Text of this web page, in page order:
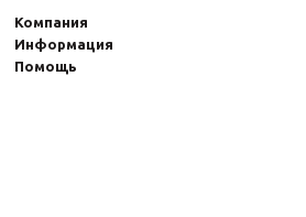
Компания
Информация
Помощь